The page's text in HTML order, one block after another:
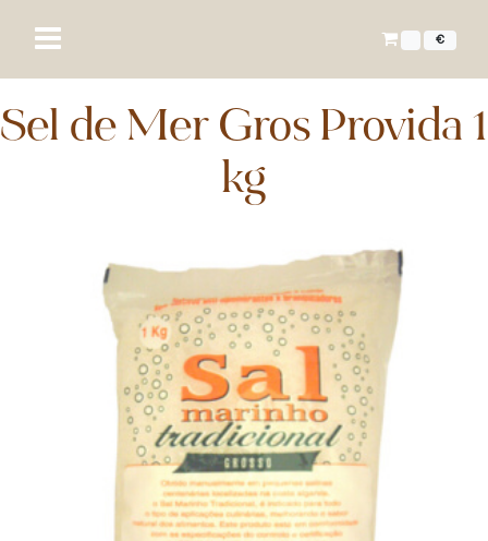
€
Sel de Mer Gros Provida 1
kg